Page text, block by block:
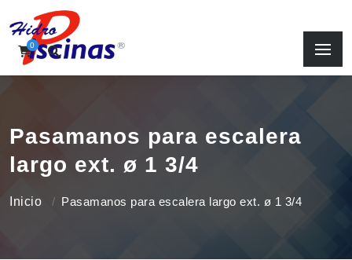
0
Pasamanos para escalera
largo ext. ø 1 3/4
Inicio Pasamanos para escalera largo ext. ø 1 3/4